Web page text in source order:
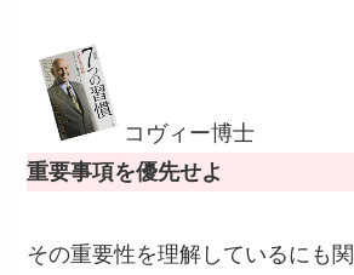
コヴィー博士
重要事項を優先せよ
その重要性を理解しているにも